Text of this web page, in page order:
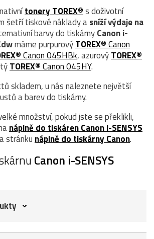
tonery TOREX®s doživotní
šetří tiskové náklady asníží výdaje na
barvy do tiskárnyCanon i-
máme purpurovýTOREX®Canon
Canon 045HBk, azurovýTOREX®
TOREX®Canon 045HY.
skladem, u nás naleznete největší
a barev do tiskárny.
množství, pokud jste se překlikli,
náplně do tiskáren Canon i-SENSYS
stránku náplně do tiskárny Canon.
Canon i-SENSYS